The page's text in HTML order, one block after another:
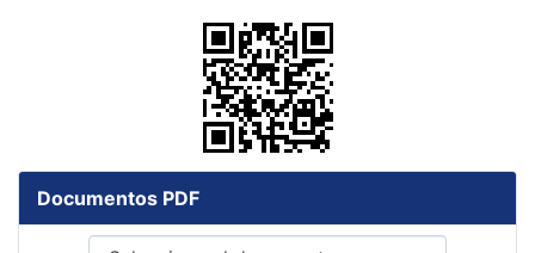
Documentos PDF